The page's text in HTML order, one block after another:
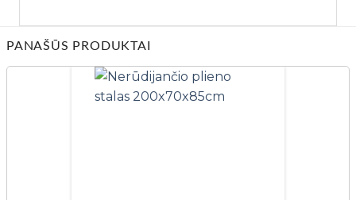
PANAŠŪS PRODUKTAI